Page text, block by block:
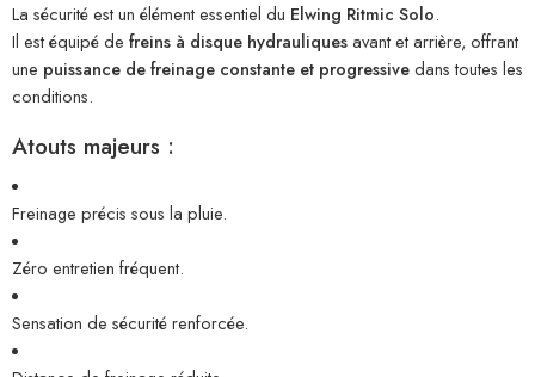
La sécurité est un élément essentiel du Elwing Ritmic Solo.
Il est équipé de freins à disque hydrauliquesavant et arrière, offrant
une puissance de freinage constante et progressivedans toutes les
conditions.
Atouts majeurs :
Freinage précis sous la pluie.
Zéro entretien fréquent.
Sensation de sécurité renforcée.